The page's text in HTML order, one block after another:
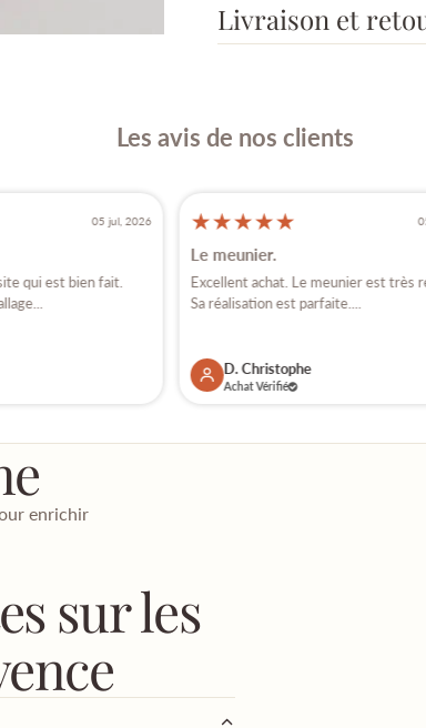
Livraison et
Les avis de nos clients
05 jul, 2026
qui est bien fait.
★★★★★
Le meunier.
Excellent achat. Le meunier est très
Sa réalisation est parfaite....
D. Christophe
Achat Vérifié
enrichir
sur les